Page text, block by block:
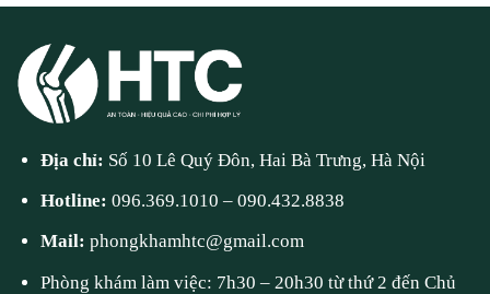
Địa chỉ: Số 10 Lê Quý Đôn, Hai Bà Trưng, Hà Nội
Hotline:096.369.1010 –090.432.8838
Mail:phongkhamhtc@gmail.com
Phòng khám làm việc: 7h30 – 20h30 từ thứ 2 đến Chủ